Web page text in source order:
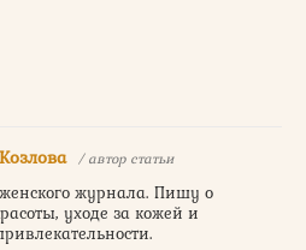
/ автор статьи
журнала. Пишу о
уходе за кожей и